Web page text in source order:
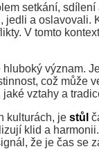
setkání,
jedli a oslavovali.
V tomto
hluboký význam.
což může
vztahy a
kulturách, je stůl
klid a
že je čas se